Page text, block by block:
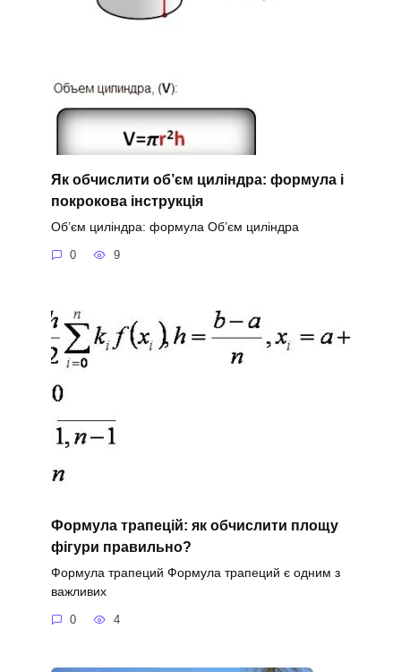
Як обчислити об’єм циліндра: формула і
покрокова інструкція
Об’єм циліндра: формула Об’єм циліндра
0 9
Формула трапецій: як обчислити площу
фігури правильно?
Формула трапеций Формула трапеций є одним з
важливих
0 4